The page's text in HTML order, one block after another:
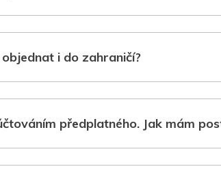
i do zahraničí?
předplatného. Jak mám